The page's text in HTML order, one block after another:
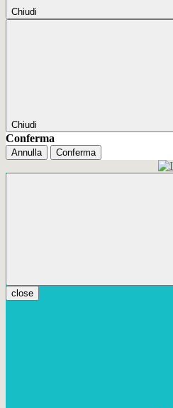
Chiudi
Chiudi
Conferma
Annulla Conferma
close